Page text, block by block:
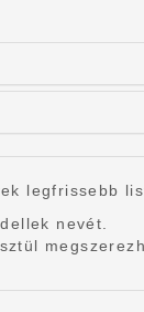
legfrissebb
nevét.